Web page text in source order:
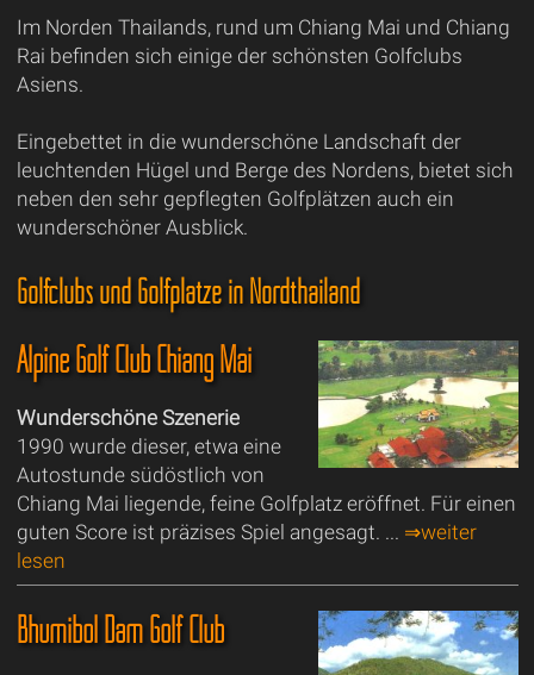
Im Norden Thailands, rund um Chiang Mai und Chiang
Rai befinden sich einige der schönsten Golfclubs
Asiens.
Eingebettet in die wunderschöne Landschaft der
leuchtenden Hügel und Berge des Nordens, bietet sich
neben den sehr gepflegten Golfplätzen auch ein
wunderschöner Ausblick.
Golfclubs und Golfplätze in Nordthailand
Alpine Golf Club Chiang Mai
Wunderschöne Szenerie
1990 wurde dieser, etwa eine
Autostunde südöstlich von
Chiang Mai liegende, feine Golfplatz eröffnet. Für einen
guten Score ist präzises Spiel angesagt. ... ⇒weiter
lesen
Bhumibol Dam Golf Club